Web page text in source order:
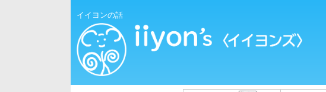
イイヨンの話